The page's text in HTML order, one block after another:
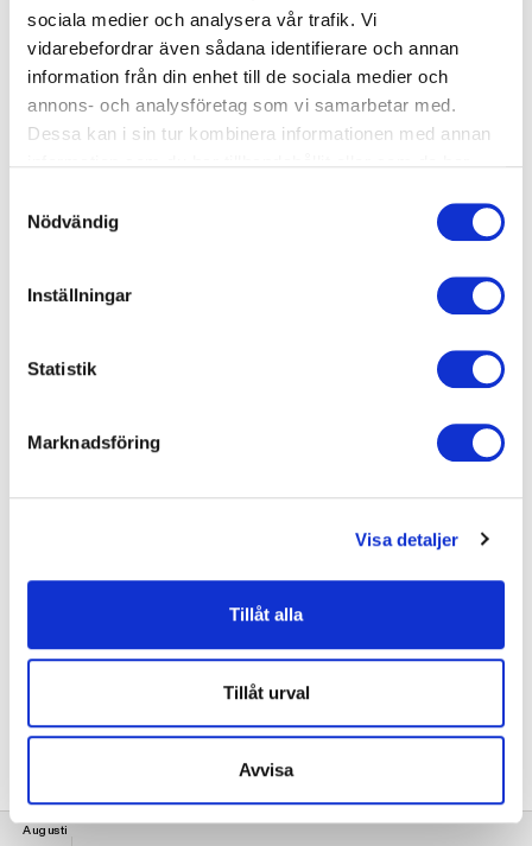
sociala medier och analysera vår trafik. Vi
vidarebefordrar även sådana identifierare och annan
information från din enhet till de sociala medier och
annons- och analysföretag som vi samarbetar med.
Dessa kan i sin tur kombinera informationen med annan
Nödvändig
Inställningar
Statistik
Marknadsföring
Visa detaljer
Tillåt alla
Tillåt urval
Avvisa
Lördag
Söndag 04:00-22:00
Bemannat
14:00-18:00
Onsdag 14:00-18:00
14:00-18:00
Lördag Obemannat
Söndag Obemannat
Träna hos oss
Kommande
gruppträningspass
Augusti